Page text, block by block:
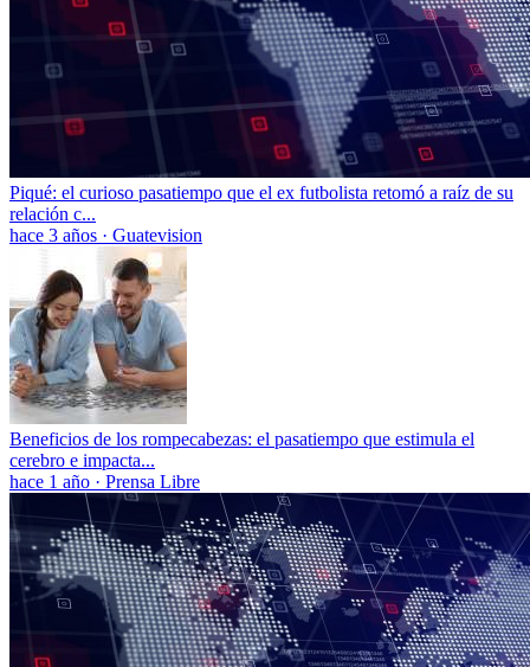
Piqué: el curioso pasatiempo que el ex futbolista retomó a raíz de su
relación c...
hace 3 años · Guatevision
Beneficios de los rompecabezas: el pasatiempo que estimula el
cerebro e impacta...
hace 1 año · Prensa Libre